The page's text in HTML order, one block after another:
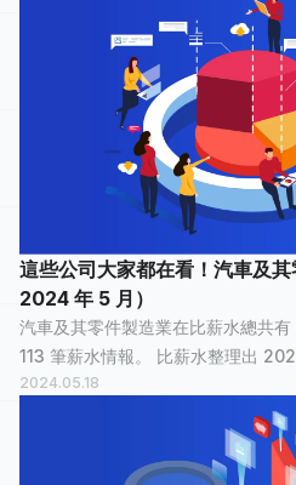
這些公司大家都在看！汽車及
2024 年 5 月）
汽車及其零件製造業在比薪水總共
113 筆薪水情報。 比薪水整理出 2024 年 5 月最不能錯過的薪資情
報，讓正在物色新工作的大家，可以
2024.05.18